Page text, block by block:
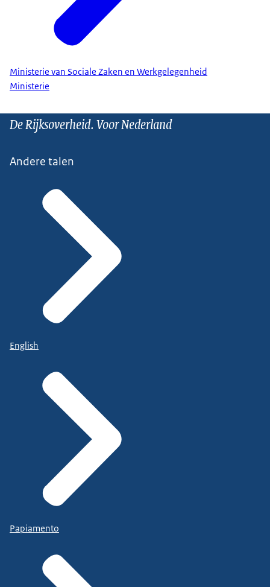
Ministerie van Sociale Zaken en Werkgelegenheid
Ministerie
De Rijksoverheid. Voor Nederland
Andere talen
English
Papiamento